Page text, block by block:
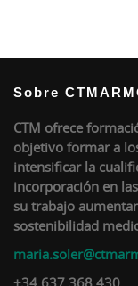
Sobre
CTM ofrece
objetivo formar a
intensificar la
incorporación en
su trabajo
sostenibilidad
+34 637 368 430